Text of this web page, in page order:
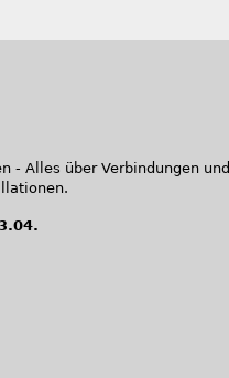
- Alles über Verbindungen und